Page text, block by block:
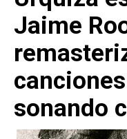
Jaime
sonando